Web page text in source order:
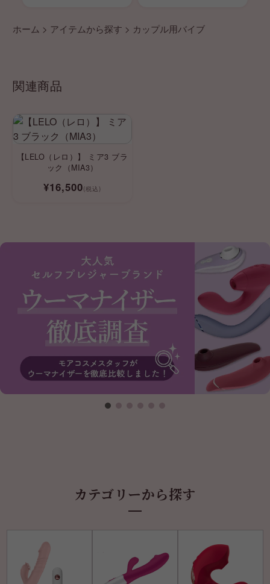
ホーム > アイテムから探す > カップル用バイブ
関連商品
【LELO（レロ）】 ミア3 ブラ
ック（MIA3）
¥16,500(税込)
カテゴリーから探す